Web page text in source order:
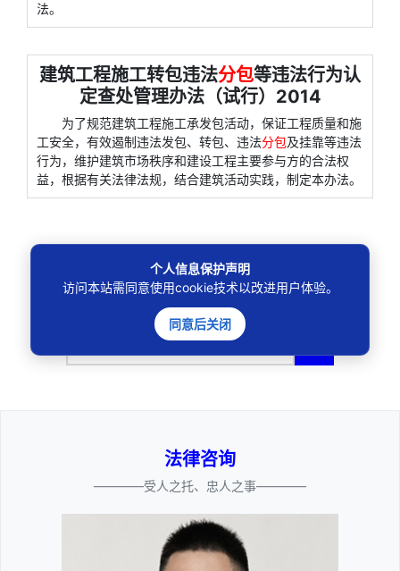
法。
建筑工程施工转包违法分包等违法行为认
定查处管理办法（试行）2014
为了规范建筑工程施工承发包活动，保证工程质量和施
工安全，有效遏制违法发包、转包、违法分包及挂靠等违法
行为，维护建筑市场秩序和建设工程主要参与方的合法权
益，根据有关法律法规，结合建筑活动实践，制定本办法。
法律咨询
————受人之托、忠人之事————
个人信息保护声明
访问本站需同意使用cookie技术以改进用户体验。
同意后关闭